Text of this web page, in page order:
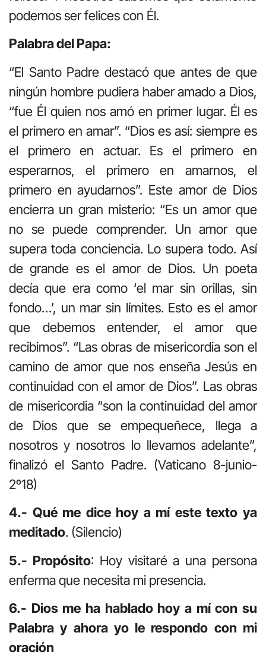
podemos ser felices con Él.
Palabra del Papa:
“El Santo Padre destacó que antes de que
ningún hombre pudiera haber amado a Dios,
“fue Él quien nos amó en primer lugar. Él es
el primero en amar”. “Dios es así: siempre es
el primero en actuar. Es el primero en
esperarnos, el primero en amarnos, el
primero en ayudarnos”. Este amor de Dios
encierra un gran misterio: “Es un amor que
no se puede comprender. Un amor que
supera toda conciencia. Lo supera todo. Así
de grande es el amor de Dios. Un poeta
decía que era como ‘el mar sin orillas, sin
fondo…’, un mar sin límites. Esto es el amor
que debemos entender, el amor que
recibimos”. “Las obras de misericordia son el
camino de amor que nos enseña Jesús en
continuidad con el amor de Dios”. Las obras
de misericordia “son la continuidad del amor
de Dios que se empequeñece, llega a
nosotros y nosotros lo llevamos adelante”,
finalizó el Santo Padre. (Vaticano 8-junio-
2º18)
4.- Qué me dice hoy a mí este texto ya
meditado. (Silencio)
5.- Propósito: Hoy visitaré a una persona
enferma que necesita mi presencia.
6.- Dios me ha hablado hoy a mí con su
Palabra y ahora yo le respondo con mi
oración